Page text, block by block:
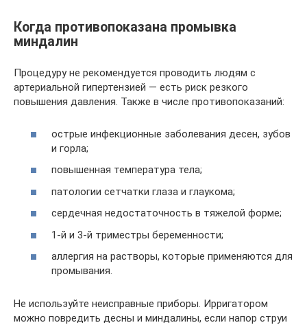
Когда противопоказана промывка
миндалин
Процедуру не рекомендуется проводить людям с
артериальной гипертензией — есть риск резкого
повышения давления. Также в числе противопоказаний:
острые инфекционные заболевания десен, зубов
и горла;
повышенная температура тела;
патологии сетчатки глаза и глаукома;
сердечная недостаточность в тяжелой форме;
1-й и 3-й триместры беременности;
аллергия на растворы, которые применяются для
промывания.
Не используйте неисправные приборы. Ирригатором
можно повредить десны и миндалины, если напор струи